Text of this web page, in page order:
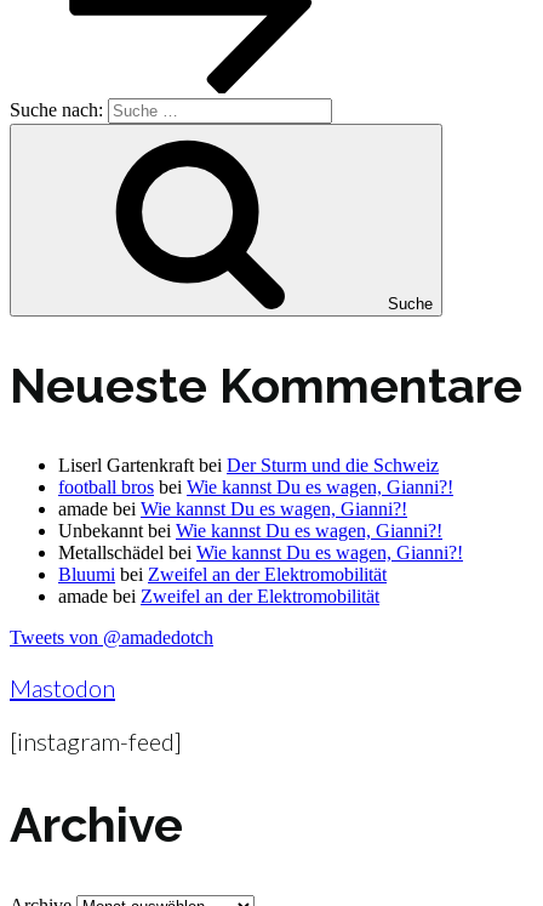
Suche nach:
Suche
Neueste Kommentare
Liserl Gartenkraft bei Der Sturm und die Schweiz
football bros bei Wie kannst Du es wagen, Gianni?!
amade bei Wie kannst Du es wagen, Gianni?!
Unbekannt bei Wie kannst Du es wagen, Gianni?!
Metallschädel bei Wie kannst Du es wagen, Gianni?!
Bluumi bei Zweifel an der Elektromobilität
amade bei Zweifel an der Elektromobilität
Tweets von @amadedotch
Mastodon
[instagram-feed]
Archive